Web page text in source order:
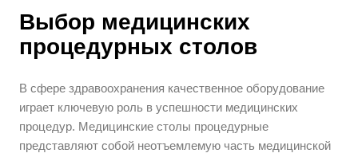
Выбор медицинских
процедурных столов
В сфере здравоохранения качественное оборудование
играет ключевую роль в успешности медицинских
процедур. Медицинские столы процедурные
представляют собой неотъемлемую часть медицинской